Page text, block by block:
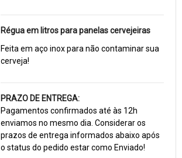
Régua em litros para panelas cervejeiras
Feita em aço inox para não contaminar sua
cerveja!
PRAZO DE ENTREGA:
Pagamentos confirmados até às 12h
enviamos no mesmo dia. Considerar os
prazos de entrega informados abaixo após
o status do pedido estar como Enviado!